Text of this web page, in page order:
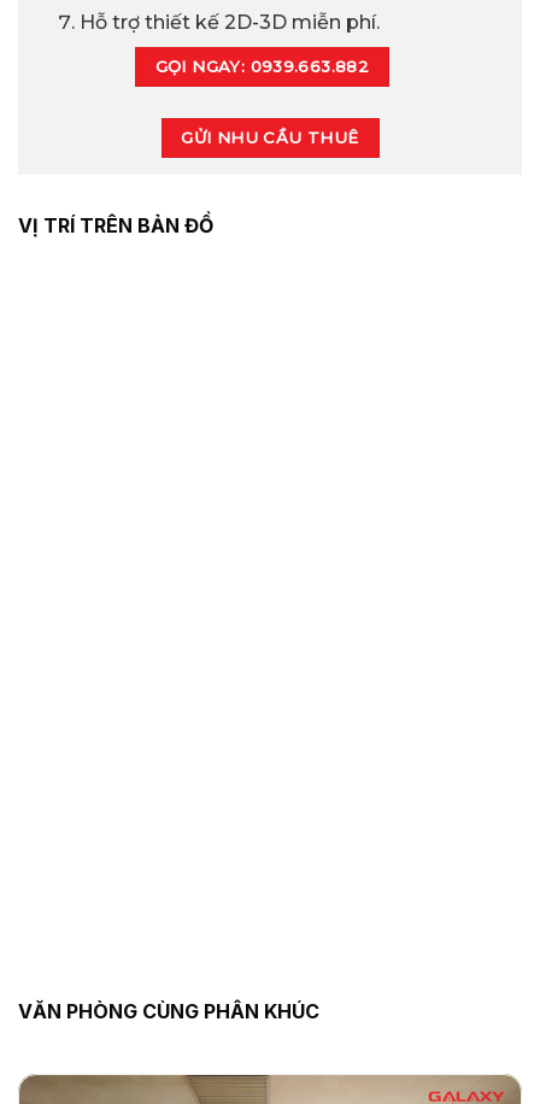
Hỗ trợ thiết kế 2D-3D miễn phí.
GỌI NGAY: 0939.663.882
GỬI NHU CẦU THUÊ
VỊ TRÍ TRÊN BẢN ĐỒ
VĂN PHÒNG CÙNG PHÂN KHÚC